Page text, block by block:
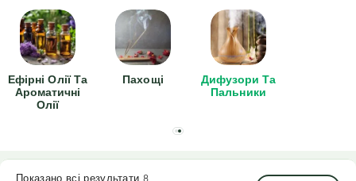
Ефірні Олії Та
Ароматичні
Олії
Пахощі
Дифузори Та
Пальники
Показано всі результати 8